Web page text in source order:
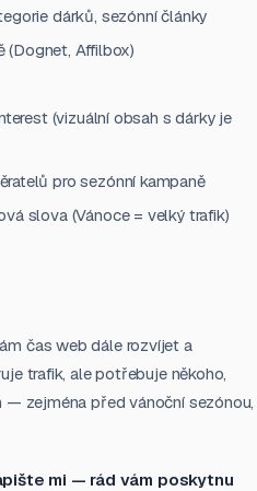
dárků, sezónní články
(Dognet, Affilbox)
(vizuální obsah s dárky je
pro sezónní kampaně
slova (Vánoce = velký trafik)
čas web dále rozvíjet a
trafik, ale potřebuje někoho,
— zejména před vánoční sezónou,
mi — rád vám poskytnu